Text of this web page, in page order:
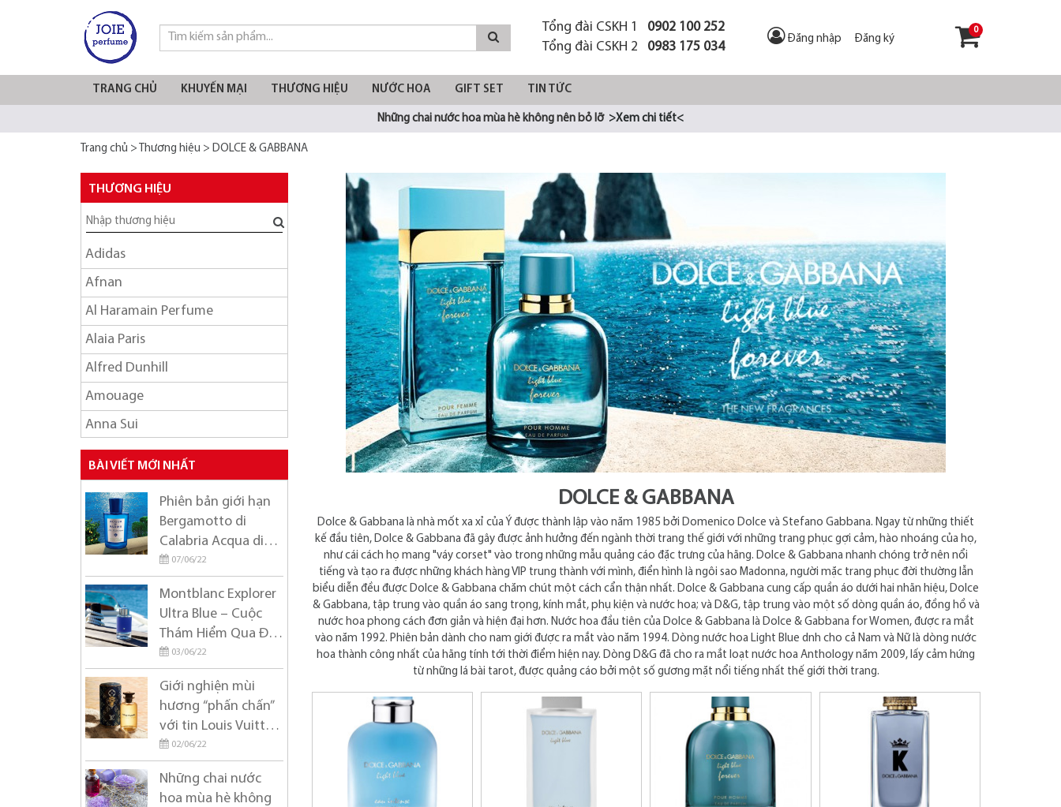
Tổng đài CSKH 1 0902 100 252
Tổng đài CSKH 2 0983 175 034
Đăng nhập Đăng ký
0
TRANG CHỦ KHUYẾN MẠI THƯƠNG HIỆU NƯỚC HOA GIFT SET TIN TỨC
Những chai nước hoa mùa hè không nên bỏ lỡ >Xem chi tiết<
Trang chủ > Thương hiệu > DOLCE & GABBANA
THƯƠNG HIỆU
Adidas
Afnan
Al Haramain Perfume
Alaia Paris
Alfred Dunhill
Amouage
Anna Sui
Ariana Grande
Armaf
Azzaro
Balmain
Britney Spears
Burberry
Bvlgari
Byredo
Calvin Klein
Carolina Herrera
Cartier
Chanel
BÀI VIẾT MỚI NHẤT
Phiên bản giới hạn
Bergamotto di
Calabria Acqua di
Parma
07/06/22
Montblanc Explorer
Ultra Blue – Cuộc
Thám Hiểm Qua Đại
Dương
03/06/22
Giới nghiện mùi
hương “phấn chấn”
với tin Louis Vuitton
ra mắt sản phẩm
mới đầu 2021
02/06/22
Những chai nước
hoa mùa hè không
DOLCE & GABBANA
Dolce & Gabbana là nhà mốt xa xỉ của Ý được thành lập vào năm 1985 bởi Domenico Dolce và Stefano Gabbana. Ngay từ những thiết
kế đầu tiên, Dolce & Gabbana đã gây được ảnh hưởng đến ngành thời trang thế giới với những trang phục gợi cảm, hào nhoáng của họ,
như cái cách họ mang "váy corset" vào trong những mẫu quảng cáo đặc trưng của hãng. Dolce & Gabbana nhanh chóng trở nên nổi
tiếng và tạo ra được những khách hàng VIP trung thành với mình, điển hình là ngôi sao Madonna, người mặc trang phục đời thường lẫn
biểu diễn đều được Dolce & Gabbana chăm chút một cách cẩn thận nhất. Dolce & Gabbana cung cấp quần áo dưới hai nhãn hiệu, Dolce
& Gabbana, tập trung vào quần áo sang trọng, kính mắt, phụ kiện và nước hoa; và D&G, tập trung vào một số dòng quần áo, đồng hồ và
nước hoa phong cách đơn giản và hiện đại hơn. Nước hoa đầu tiên của Dolce & Gabbana là Dolce & Gabbana for Women, được ra mắt
vào năm 1992. Phiên bản dành cho nam giới được ra mắt vào năm 1994. Dòng nước hoa Light Blue dnh cho cả Nam và Nữ là dòng nước
hoa thành công nhất của hãng tính tới thời điểm hiện nay. Dòng D&G đã cho ra mắt loạt nước hoa Anthology năm 2009, lấy cảm hứng
từ những lá bài tarot, được quảng cáo bởi một số gương mặt nổi tiếng nhất thế giới thời trang.